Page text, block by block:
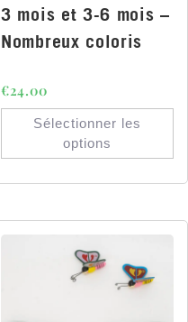
3 mois et 3-6 mois –
Nombreux coloris
€24.00
Sélectionner les
options